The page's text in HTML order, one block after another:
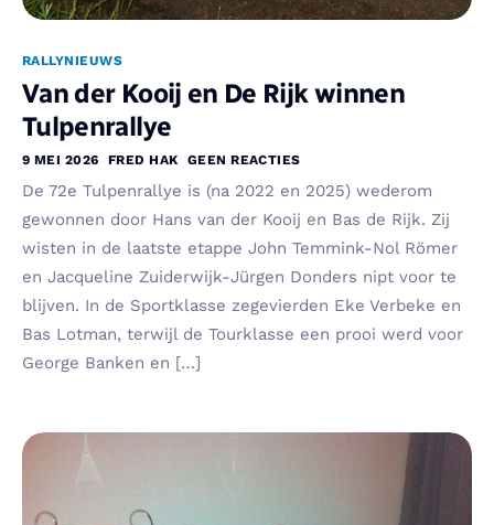
RALLYNIEUWS
Van der Kooij en De Rijk winnen
Tulpenrallye
9 MEI 2026 FRED HAK GEEN REACTIES
De 72e Tulpenrallye is (na 2022 en 2025) wederom
gewonnen door Hans van der Kooij en Bas de Rijk. Zij
wisten in de laatste etappe John Temmink-Nol Römer
en Jacqueline Zuiderwijk-Jürgen Donders nipt voor te
blijven. In de Sportklasse zegevierden Eke Verbeke en
Bas Lotman, terwijl de Tourklasse een prooi werd voor
George Banken en […]